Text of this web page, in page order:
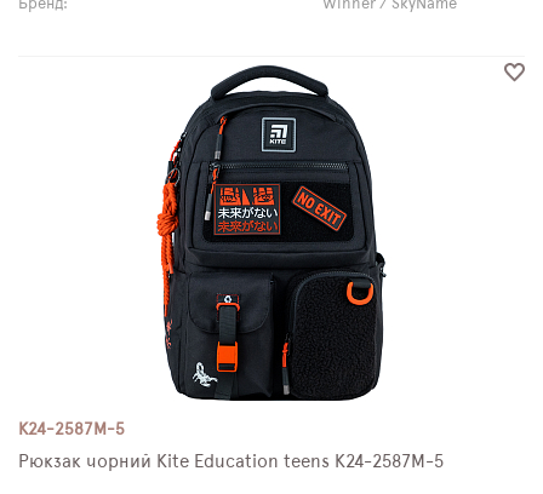
Бренд:
Winner / SkyName
K24-2587M-5
Рюкзак чорний Kite Education teens K24-2587M-5